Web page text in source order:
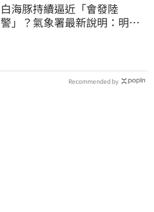
白海豚持續逼近「會發陸
警」？氣象署最新說明：明天
Recommended by